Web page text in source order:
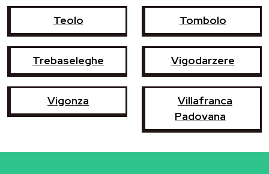
Teolo Tombolo
Trebaseleghe Vigodarzere
Vigonza
Villafranca
Padovana